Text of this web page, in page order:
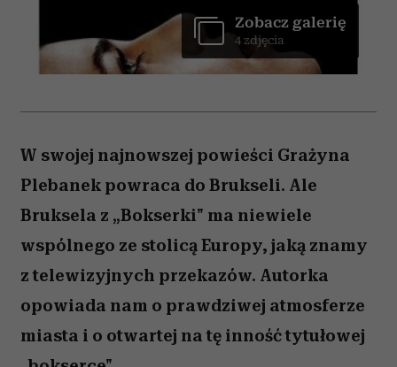
Zobacz galerię
4 zdjęcia
W swojej najnowszej powieści Grażyna
Plebanek powraca do Brukseli. Ale
Bruksela z „Bokserki" ma niewiele
wspólnego ze stolicą Europy, jaką znamy
z telewizyjnych przekazów. Autorka
opowiada nam o prawdziwej atmosferze
miasta i o otwartej na tę inność tytułowej